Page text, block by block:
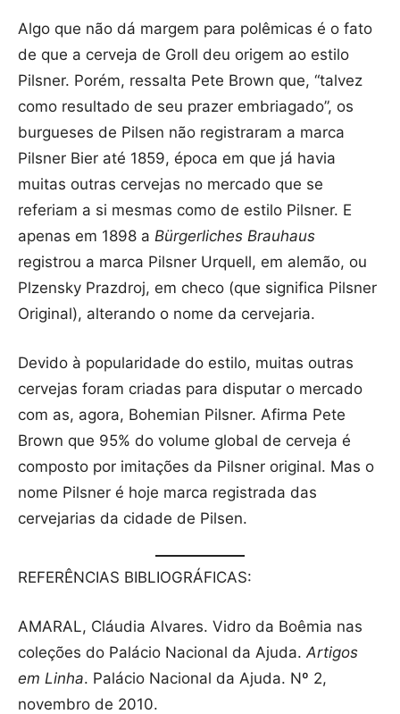
Algo que não dá margem para polêmicas é o fato
de que a cerveja de Groll deu origem ao estilo
Pilsner. Porém, ressalta Pete Brown que, “talvez
como resultado de seu prazer embriagado”, os
burgueses de Pilsen não registraram a marca
Pilsner Bier até 1859, época em que já havia
muitas outras cervejas no mercado que se
referiam a si mesmas como de estilo Pilsner. E
apenas em 1898 a Bürgerliches Brauhaus
registrou a marca Pilsner Urquell, em alemão, ou
Plzensky Prazdroj, em checo (que significa Pilsner
Original), alterando o nome da cervejaria.
Devido à popularidade do estilo, muitas outras
cervejas foram criadas para disputar o mercado
com as, agora, Bohemian Pilsner. Afirma Pete
Brown que 95% do volume global de cerveja é
composto por imitações da Pilsner original. Mas o
nome Pilsner é hoje marca registrada das
cervejarias da cidade de Pilsen.
REFERÊNCIAS BIBLIOGRÁFICAS:
AMARAL, Cláudia Alvares. Vidro da Boêmia nas
coleções do Palácio Nacional da Ajuda. Artigos
em Linha. Palácio Nacional da Ajuda. Nº 2,
novembro de 2010.